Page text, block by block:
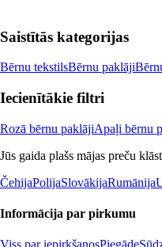
Saistītās kategorijas
Bērnu tekstilsBērnu paklāji
Iecienītākie filtri
Rozā bērnu paklājiApaļi bērnu
Jūs gaida plašs mājas preču
ČehijaPolijaSlovākijaRumānija
Informācija par pirkumu